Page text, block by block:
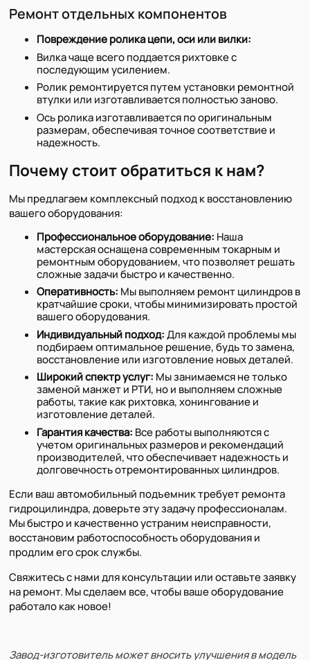
Ремонт отдельных компонентов
Повреждение ролика цепи, оси или вилки:
Вилка чаще всего поддается рихтовке с
последующим усилением.
Ролик ремонтируется путем установки ремонтной
втулки или изготавливается полностью заново.
Ось ролика изготавливается по оригинальным
размерам, обеспечивая точное соответствие и
надежность.
Почему стоит обратиться к нам?
Мы предлагаем комплексный подход к восстановлению
вашего оборудования:
Профессиональное оборудование: Наша
мастерская оснащена современным токарным и
ремонтным оборудованием, что позволяет решать
сложные задачи быстро и качественно.
Оперативность: Мы выполняем ремонт цилиндров в
кратчайшие сроки, чтобы минимизировать простой
вашего оборудования.
Индивидуальный подход:Для каждой проблемы мы
подбираем оптимальное решение, будь то замена,
восстановление или изготовление новых деталей.
Широкий спектр услуг: Мы занимаемся не только
заменой манжет и РТИ, но и выполняем сложные
работы, такие как рихтовка, хонингование и
изготовление деталей.
Гарантия качества: Все работы выполняются с
учетом оригинальных размеров и рекомендаций
производителей, что обеспечивает надежность и
долговечность отремонтированных цилиндров.
Если ваш автомобильный подъемник требует ремонта
гидроцилиндра, доверьте эту задачу профессионалам.
Мы быстро и качественно устраним неисправности,
восстановим работоспособность оборудования и
продлим его срок службы.
Свяжитесь с нами для консультации или оставьте заявку
на ремонт. Мы сделаем все, чтобы ваше оборудование
работало как новое!
Завод-изготовитель может вносить улучшения в модель